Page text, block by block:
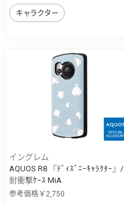
キャラクター
イングレム
AQUOS R8 『ﾃﾞｨｽﾞﾆｰｷｬﾗｸﾀｰ』/
耐衝撃ｹｰｽ MiA
参考価格￥2,750